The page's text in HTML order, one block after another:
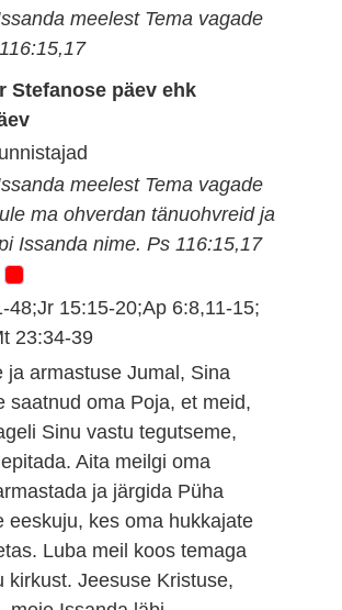
meelest Tema vagade
Stefanose päev ehk
meelest Tema vagade
ma ohverdan tänuohvreid ja
Issanda nime. Ps 116:15,17
48;Jr 15:15-20;Ap 6:8,11-15;
23:34-39
ja armastuse Jumal, Sina
saatnud oma Poja, et meid,
Sinu vastu tegutseme,
Aita meilgi oma
ja järgida Püha
eeskuju, kes oma hukkajate
Luba meil koos temaga
kirkust. Jeesuse Kristuse,